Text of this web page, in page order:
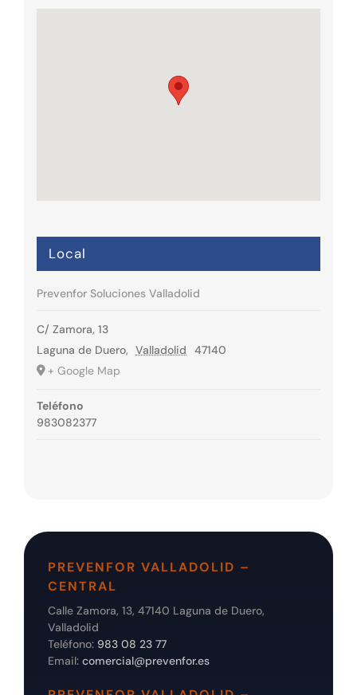
Local
Prevenfor Soluciones Valladolid
C/ Zamora, 13
Laguna de Duero, Valladolid
47140
+ Google Map
Teléfono
983082377
PREVENFOR VALLADOLID –
CENTRAL
Calle Zamora, 13, 47140 Laguna de Duero,
Valladolid
Teléfono: 983 08 23 77
Email: comercial@prevenfor.es